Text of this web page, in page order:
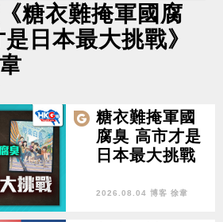
糖衣難掩軍國腐
日本最大挑戰》
糖衣難掩軍國
腐臭 高市才是
日本最大挑戰
2026.08.04 博客 徐韋